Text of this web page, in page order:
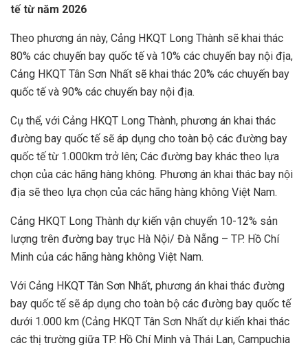
tế từ năm 2026
Theo phương án này, Cảng HKQT Long Thành sẽ khai thác
80% các chuyến bay quốc tế và 10% các chuyến bay nội địa,
Cảng HKQT Tân Sơn Nhất sẽ khai thác 20% các chuyến bay
quốc tế và 90% các chuyến bay nội địa.
Cụ thể, với Cảng HKQT Long Thành, phương án khai thác
đường bay quốc tế sẽ áp dụng cho toàn bộ các đường bay
quốc tế từ 1.000km trở lên; Các đường bay khác theo lựa
chọn của các hãng hàng không. Phương án khai thác bay nội
địa sẽ theo lựa chọn của các hãng hàng không Việt Nam.
Cảng HKQT Long Thành dự kiến vận chuyển 10-12% sản
lượng trên đường bay trục Hà Nội/ Đà Nẵng – TP. Hồ Chí
Minh của các hãng hàng không Việt Nam.
Với Cảng HKQT Tân Sơn Nhất, phương án khai thác đường
bay quốc tế sẽ áp dụng cho toàn bộ các đường bay quốc tế
dưới 1.000 km (Cảng HKQT Tân Sơn Nhất dự kiến khai thác
các thị trường giữa TP. Hồ Chí Minh và Thái Lan, Campuchia